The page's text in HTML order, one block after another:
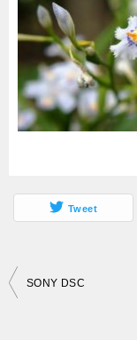
Tweet
投
SONY DSC